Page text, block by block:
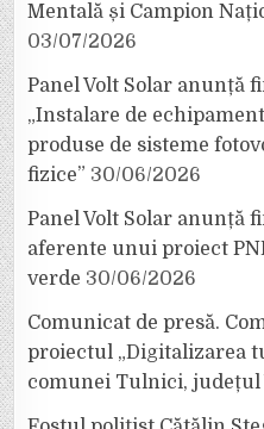
Mentală și Campion
03/07/2026
Panel Volt Solar anunță
„Instalare de
produse de sisteme
fizice” 30/06/2026
Panel Volt Solar anunță
aferente unui proiect
verde 30/06/2026
Comunicat de presă.
proiectul „Digitalizarea
comunei Tulnici, județul